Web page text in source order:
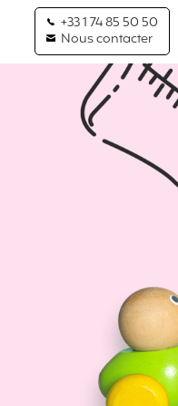
+33 1 74 85 50 50
Nous contacter